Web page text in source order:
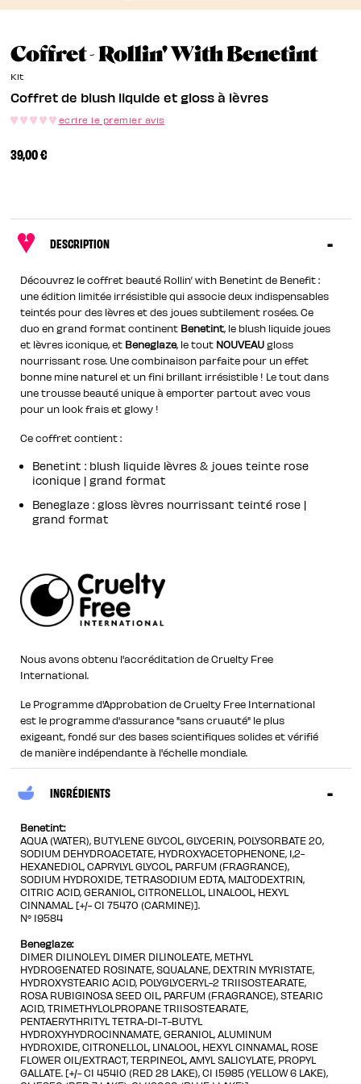
Coffret - Rollin' With Benetint
Kit
Coffret de blush liquide et gloss à lèvres
ecrire le premier avis
39,00 €
DESCRIPTION
Découvrez le coffret beauté Rollin’ with Benetint de Benefit :
une édition limitée irrésistible qui associe deux indispensables
teintés pour des lèvres et des joues subtilement rosées. Ce
duo en grand format continent Benetint, le blush liquide joues
et lèvres iconique, et Beneglaze, le tout NOUVEAU gloss
nourrissant rose. Une combinaison parfaite pour un effet
bonne mine naturel et un fini brillant irrésistible ! Le tout dans
une trousse beauté unique à emporter partout avec vous
pour un look frais et glowy !
Ce coffret contient :
Benetint : blush liquide lèvres & joues teinte rose
iconique | grand format
Beneglaze : gloss lèvres nourrissant teinté rose |
grand format
Nous avons obtenu l'accréditation de Cruelty Free
International.
Le Programme d'Approbation de Cruelty Free International
est le programme d'assurance "sans cruauté" le plus
exigeant, fondé sur des bases scientifiques solides et vérifié
de manière indépendante à l'échelle mondiale.
INGRÉDIENTS
Benetint:
AQUA (WATER), BUTYLENE GLYCOL, GLYCERIN, POLYSORBATE 20,
SODIUM DEHYDROACETATE, HYDROXYACETOPHENONE, 1,2-
HEXANEDIOL, CAPRYLYL GLYCOL, PARFUM (FRAGRANCE),
SODIUM HYDROXIDE, TETRASODIUM EDTA, MALTODEXTRIN,
CITRIC ACID, GERANIOL, CITRONELLOL, LINALOOL, HEXYL
CINNAMAL. [+/- CI 75470 (CARMINE)].
N° 19584
Beneglaze:
DIMER DILINOLEYL DIMER DILINOLEATE, METHYL
HYDROGENATED ROSINATE, SQUALANE, DEXTRIN MYRISTATE,
HYDROXYSTEARIC ACID, POLYGLYCERYL-2 TRIISOSTEARATE,
ROSA RUBIGINOSA SEED OIL, PARFUM (FRAGRANCE), STEARIC
ACID, TRIMETHYLOLPROPANE TRIISOSTEARATE,
PENTAERYTHRITYL TETRA-DI-T-BUTYL
HYDROXYHYDROCINNAMATE, GERANIOL, ALUMINUM
HYDROXIDE, CITRONELLOL, LINALOOL, HEXYL CINNAMAL, ROSE
FLOWER OIL/EXTRACT, TERPINEOL, AMYL SALICYLATE, PROPYL
GALLATE. [+/- CI 45410 (RED 28 LAKE), CI 15985 (YELLOW 6 LAKE),